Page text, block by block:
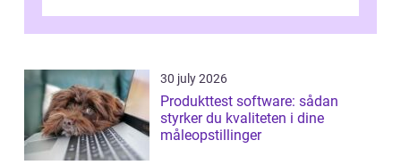
30 july 2026
Produkttest software: sådan
styrker du kvaliteten i dine
måleopstillinger